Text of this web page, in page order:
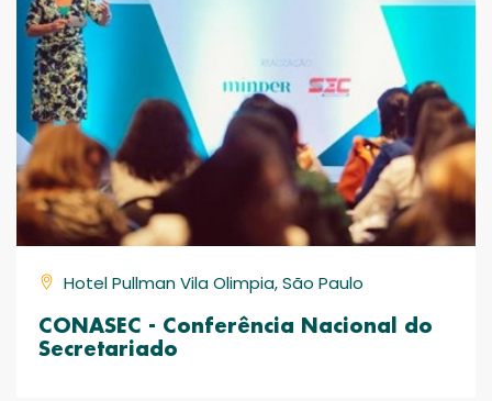
Hotel Pullman Vila Olimpia, São Paulo
CONASEC - Conferência Nacional do
Secretariado